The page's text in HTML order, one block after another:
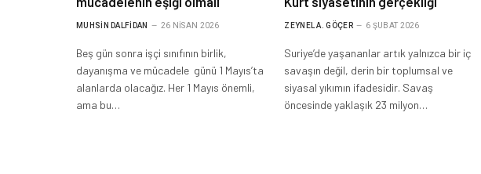
MUHSIN DALFIDAN 26 NISAN 2026
Beş gün sonra işçi sınıfının birlik,
dayanışma ve mücadele günü 1 Mayıs’ta
alanlarda olacağız. Her 1 Mayıs önemli,
ama bu…
ZEYNEL A. GÖÇER 6 ŞUBAT 2026
Suriye’de yaşananlar artık yalnızca bir iç
savaşın değil, derin bir toplumsal ve
siyasal yıkımın ifadesidir. Savaş
öncesinde yaklaşık 23 milyon…